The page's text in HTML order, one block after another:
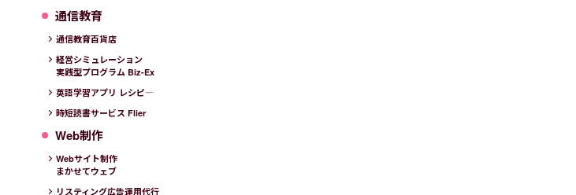
通信教育
通信教育百貨店
経営シミュレーション
実践型プログラム Biz-Ex
英語学習アプリ レシピ―
時短読書サービス Flier
Web制作
Webサイト制作
まかせてウェブ
リスティング広告運用代行